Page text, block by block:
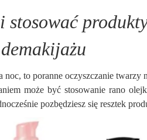
stosować
noc, to poranne oczyszczanie
może być stosowanie rano
pozbędziesz się resztek